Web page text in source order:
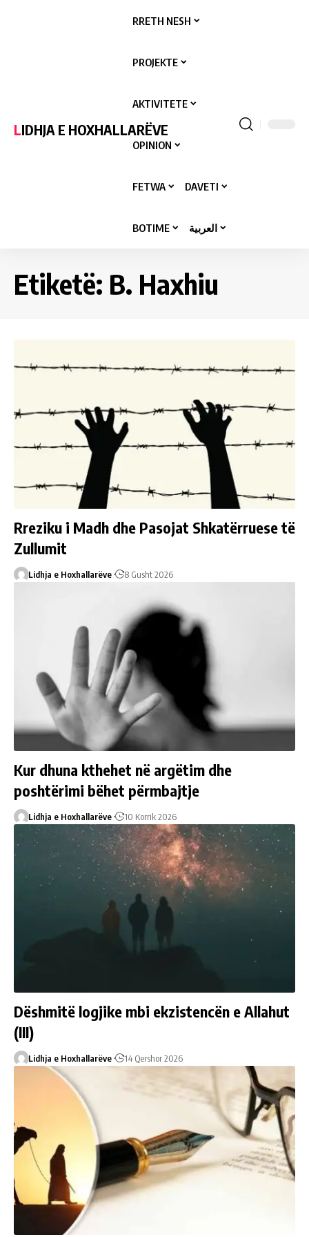
LIDHJA E HOXHALLARËVE
RRETH NESH
PROJEKTE
AKTIVITETE
OPINION
FETWA DAVETI
BOTIME العربية
Etiketë: B. Haxhiu
Rreziku i Madh dhe Pasojat Shkatërruese të
Zullumit
Lidhja e Hoxhallarëve 8 Gusht 2026
Kur dhuna kthehet në argëtim dhe
poshtërimi bëhet përmbajtje
Lidhja e Hoxhallarëve 10 Korrik 2026
Dëshmitë logjike mbi ekzistencën e Allahut
(III)
Lidhja e Hoxhallarëve 14 Qershor 2026